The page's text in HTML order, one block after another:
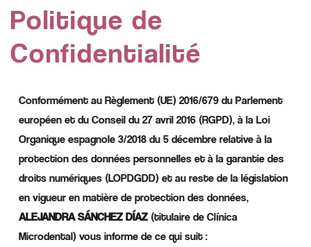
Politique de
Confidentialité
Conformément au Règlement (UE) 2016/679 du Parlement
européen et du Conseil du 27 avril 2016 (RGPD), à la Loi
Organique espagnole 3/2018 du 5 décembre relative à la
protection des données personnelles et à la garantie des
droits numériques (LOPDGDD) et au reste de la législation
en vigueur en matière de protection des données,
ALEJANDRA SÁNCHEZ DÍAZ (titulaire de Clínica
Microdental) vous informe de ce qui suit :
M
Asistente Microdental
Normalmente responde al instante